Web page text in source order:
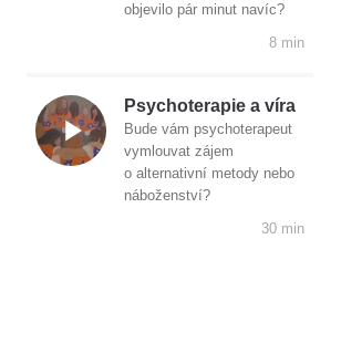
objevilo pár minut navíc?
8 min
Psychoterapie a víra
Bude vám psychoterapeut
vymlouvat zájem
o alternativní metody nebo
náboženství?
30 min